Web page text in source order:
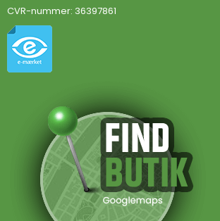
CVR-nummer: 36397861